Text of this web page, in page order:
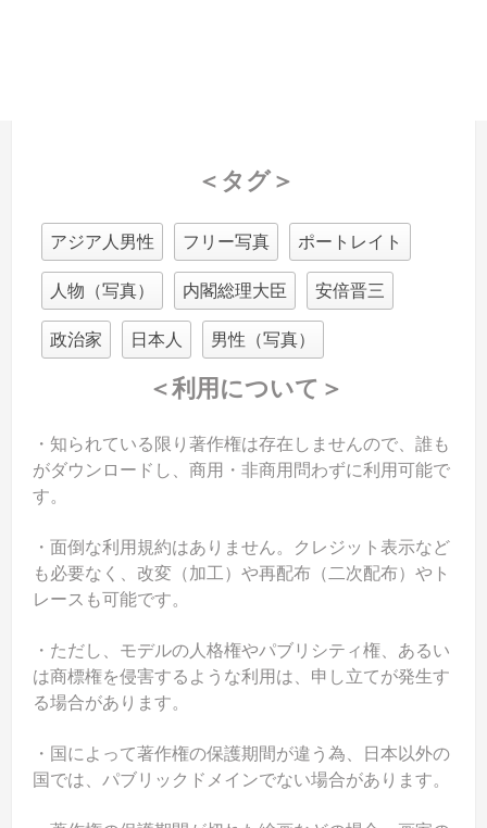
＜タグ＞
アジア人男性 フリー写真 ポートレイト
人物（写真） 内閣総理大臣 安倍晋三
政治家 日本人 男性（写真）
＜利用について＞
・知られている限り著作権は存在しませんので、誰も
がダウンロードし、商用・非商用問わずに利用可能で
す。
・面倒な利用規約はありません。クレジット表示など
も必要なく、改変（加工）や再配布（二次配布）やト
レースも可能です。
・ただし、モデルの人格権やパブリシティ権、あるい
は商標権を侵害するような利用は、申し立てが発生す
る場合があります。
・国によって著作権の保護期間が違う為、日本以外の
国では、パブリックドメインでない場合があります。